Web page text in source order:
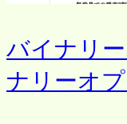
バイナリ
ナリーオ